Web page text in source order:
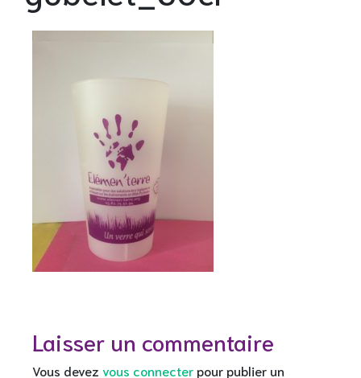
Laisser un commentaire
Vous devez vous connecterpour publier un